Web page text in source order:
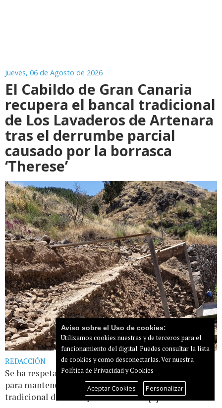
Jueves, 06 de Agosto de 2026
El Cabildo de Gran Canaria
recupera el bancal tradicional
de Los Lavaderos de Artenara
tras el derrumbe parcial
causado por la borrasca
‘Therese’
REDACCIÓN
Se ha respetado la técnica tradicional de piedra seca
para mantener el conocimiento constructivo
tradicional de este tipo de muros La [...]Leer más...
Aviso sobre el Uso de cookies:
Utilizamos cookies nuestras y de terceros para el
funcionamiento del digital. Puedes consultar la lista
de cookies y como desconectarlas.Ver nuestra
Política de Privacidad y Cookies
Aceptar Cookies Personalizar